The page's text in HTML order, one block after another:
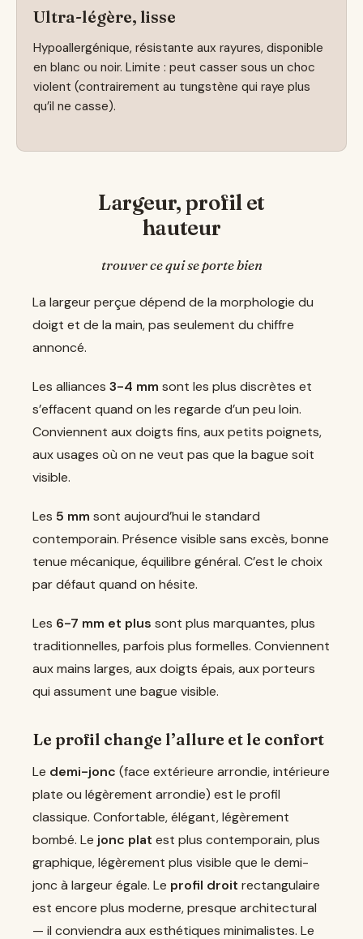
Ultra-légère, lisse
Hypoallergénique, résistante aux rayures, disponible
en blanc ou noir. Limite : peut casser sous un choc
violent (contrairement au tungstène qui raye plus
qu’il ne casse).
Largeur, profil et
hauteur
trouver ce qui se porte bien
La largeur perçue dépend de la morphologie du
doigt et de la main, pas seulement du chiffre
annoncé.
Les alliances 3-4 mm sont les plus discrètes et
s’effacent quand on les regarde d’un peu loin.
Conviennent aux doigts fins, aux petits poignets,
aux usages où on ne veut pas que la bague soit
visible.
Les 5 mm sont aujourd’hui le standard
contemporain. Présence visible sans excès, bonne
tenue mécanique, équilibre général. C’est le choix
par défaut quand on hésite.
Les 6-7 mm et plus sont plus marquantes, plus
traditionnelles, parfois plus formelles. Conviennent
aux mains larges, aux doigts épais, aux porteurs
qui assument une bague visible.
Le profil change l’allure et le confort
Le demi-jonc (face extérieure arrondie, intérieure
plate ou légèrement arrondie) est le profil
classique. Confortable, élégant, légèrement
bombé. Le jonc plat est plus contemporain, plus
graphique, légèrement plus visible que le demi-
jonc à largeur égale. Le profil droit rectangulaire
est encore plus moderne, presque architectural
— il conviendra aux esthétiques minimalistes. Le